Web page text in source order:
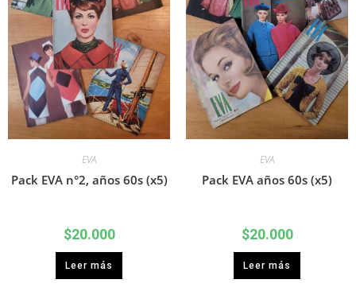
EVA
Pack EVA n°2, años 60s (x5)
$20.000
Leer más
EVA
Pack EVA años 60s (x5)
$20.000
Leer más